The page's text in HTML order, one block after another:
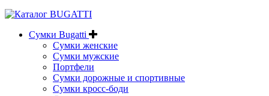
Сумки Bugatti
Сумки женские
Сумки мужские
Портфели
Сумки дорожные и спортивные
Сумки кросс-боди